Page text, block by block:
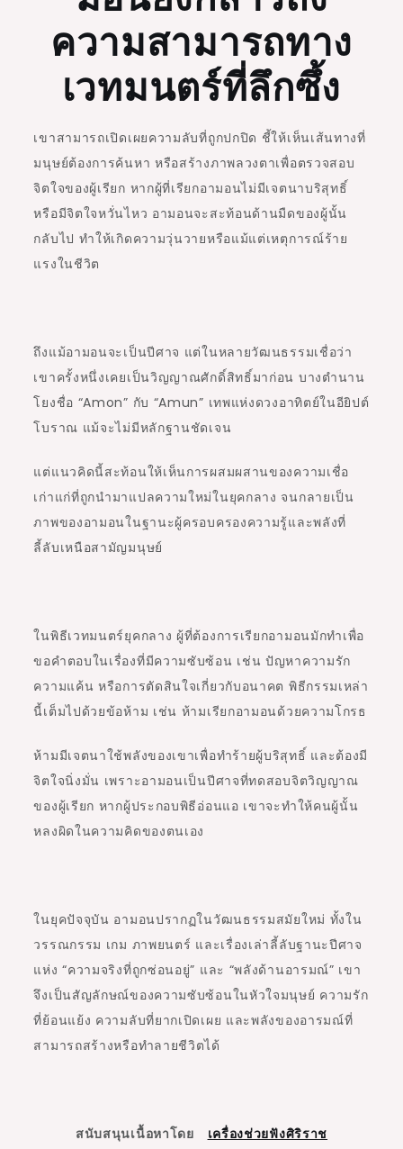
ความสามารถทาง
เวทมนตร์ที่ลึกซึ้ง
เขาสามารถเปิดเผยความลับที่ถูกปกปิด ชี้ให้เห็นเส้นทางที่
มนุษย์ต้องการค้นหา หรือสร้างภาพลวงตาเพื่อตรวจสอบ
จิตใจของผู้เรียก หากผู้ที่เรียกอามอนไม่มีเจตนาบริสุทธิ์
หรือมีจิตใจหวั่นไหว อามอนจะสะท้อนด้านมืดของผู้นั้น
กลับไป ทําให้เกิดความวุ่นวายหรือแม้แต่เหตุการณ์ร้าย
แรงในชีวิต
ถึงแม้อามอนจะเป็นปีศาจ แต่ในหลายวัฒนธรรมเชื่อว่า
เขาครั้งหนึ่งเคยเป็นวิญญาณศักดิ์สิทธิ์มาก่อน บางตำนาน
โยงชื่อ “Amon” กับ “Amun” เทพแห่งดวงอาทิตย์ในอียิปต์
โบราณ แม้จะไม่มีหลักฐานชัดเจน
แต่แนวคิดนี้สะท้อนให้เห็นการผสมผสานของความเชื่อ
เก่าแก่ที่ถูกนำมาแปลความใหม่ในยุคกลาง จนกลายเป็น
ภาพของอามอนในฐานะผู้ครอบครองความรู้และพลังที่
ลี้ลับเหนือสามัญมนุษย์
ในพิธีเวทมนตร์ยุคกลาง ผู้ที่ต้องการเรียกอามอนมักทำเพื่อ
ขอคำตอบในเรื่องที่มีความซับซ้อน เช่น ปัญหาความรัก
ความแค้น หรือการตัดสินใจเกี่ยวกับอนาคต พิธีกรรมเหล่า
นี้เต็มไปด้วยข้อห้าม เช่น ห้ามเรียกอามอนด้วยความโกรธ
ห้ามมีเจตนาใช้พลังของเขาเพื่อทำร้ายผู้บริสุทธิ์ และต้องมี
จิตใจนิ่งมั่น เพราะอามอนเป็นปีศาจที่ทดสอบจิตวิญญาณ
ของผู้เรียก หากผู้ประกอบพิธีอ่อนแอ เขาจะทำให้คนผู้นั้น
หลงผิดในความคิดของตนเอง
ในยุคปัจจุบัน อามอนปรากฏในวัฒนธรรมสมัยใหม่ ทั้งใน
วรรณกรรม เกม ภาพยนตร์ และเรื่องเล่าลี้ลับฐานะปีศาจ
แห่ง “ความจริงที่ถูกซ่อนอยู่” และ “พลังด้านอารมณ์” เขา
จึงเป็นสัญลักษณ์ของความซับซ้อนในหัวใจมนุษย์ ความรัก
ที่ย้อนแย้ง ความลับที่ยากเปิดเผย และพลังของอารมณ์ที่
สามารถสร้างหรือทำลายชีวิตได้
สนับสนุนเนื้อหาโดย เครื่องช่วยฟังศิริราช